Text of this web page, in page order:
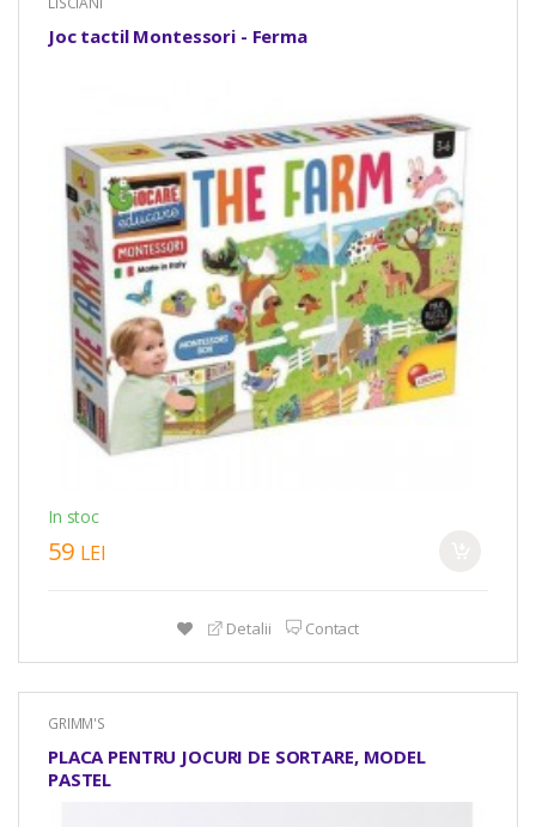
Joc tactil Montessori - Ferma
In stoc
59 LEI
Detalii Contact
GRIMM'S
PLACA PENTRU JOCURI DE SORTARE, MODEL
PASTEL